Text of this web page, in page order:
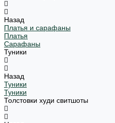
Назад
Платья и сарафаны
Платья
Сарафаны
Туники
Назад
Туники
Туники
Толстовки худи свитшоты